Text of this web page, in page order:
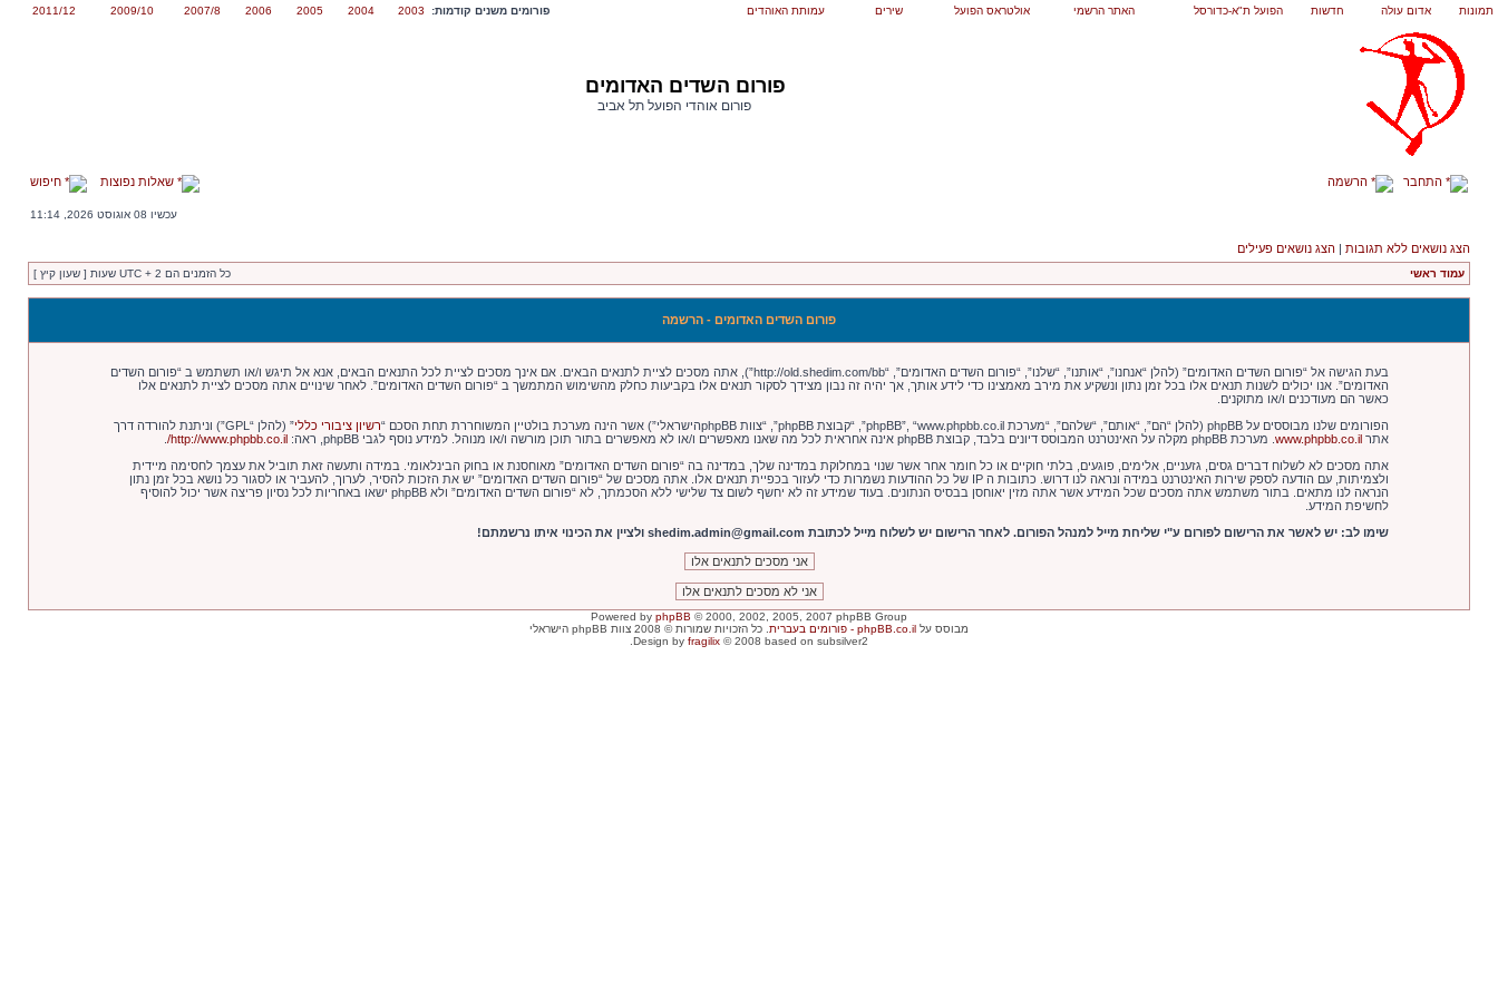
תמונות אדום עולה חדשות הפועל ת"א-כדורסל האתר הרשמי אולטראס הפועל שירים עמותת האוהדים פורומים משנים קודמות: 2003
2004
2005
2006
2007/8
2009/10
2011/12
פורום השדים האדומים
פורום אוהדי הפועל תל אביב
התחבר הרשמה שאלות נפוצות חיפוש
עכשיו 08 אוגוסט 2026, 11:14
הצג נושאים ללא תגובות | הצג נושאים פעילים
עמוד ראשי כל הזמנים הם UTC + 2 שעות [ שעון קיץ ]
פורום השדים האדומים - הרשמה
בעת הגישה אל “פורום השדים האדומים” (להלן “אנחנו”, “אותנו”, “שלנו”, “פורום השדים האדומים”, “http://old.shedim.com/bb”), אתה מסכים לציית לתנאים הבאים. אם אינך מסכים לציית לכל התנאים הבאים, אנא אל תיגש ו/או תשתמש ב “פורום השדים
האדומים”. אנו יכולים לשנות תנאים אלו בכל זמן נתון ונשקיע את מירב מאמצינו כדי לידע אותך, אך יהיה זה נבון מצידך לסקור תנאים אלו בקביעות כחלק מהשימוש המתמשך ב “פורום השדים האדומים”. לאחר שינויים אתה מסכים לציית לתנאים אלו
כאשר הם מעודכנים ו/או מתוקנים.
הפורומים שלנו מבוססים על phpBB (להלן “הם”, “אותם”, “שלהם”, “מערכת phpBB”, “www.phpbb.co.il”, “קבוצת phpBB”, “צוות phpBBהישראלי”) אשר הינה מערכת בולטיין המשוחררת תחת הסכם “
רשיון ציבורי כללי
” (להלן “GPL”) וניתנת להורדה דרך
אתרwww.phpbb.co.il . מערכת phpBB מקלה על האינטרנט המבוסס דיונים בלבד, קבוצת phpBB אינה אחראית לכל מה שאנו מאפשרים ו/או לא מאפשרים בתור תוכן מורשה ו/או מנוהל. למידע נוסף לגבי phpBB, ראה: http://www.phpbb.co.il/
אתה מסכים לא לשלוח דברים גסים, גזעניים, אלימים, פוגעים, בלתי חוקיים או כל חומר אחר אשר שנוי במחלוקת במדינה שלך, במדינה בה “פורום השדים האדומים” מאוחסנת או בחוק הבינלאומי. במידה ותעשה זאת תוביל את עצמך לחסימה מיידית
ולצמיתות, עם הודעה לספק שירות האינטרנט במידה ונראה לנו דרוש. כתובות ה IP של כל ההודעות נשמרות כדי לעזור בכפיית תנאים אלו. אתה מסכים של “פורום השדים האדומים” יש את הזכות להסיר, לערוך, להעביר או לסגור כל נושא בכל זמן נתון
הנראה לנו מתאים. בתור משתמש אתה מסכים שכל המידע אשר אתה מזין יאוחסן בבסיס הנתונים. בעוד שמידע זה לא יחשף לשום צד שלישי ללא הסכמתך, לא “פורום השדים האדומים” ולא phpBB ישאו באחריות לכל נסיון פריצה אשר יכול להוסיף
לחשיפת המידע.
שימו לב: יש לאשר את הרישום לפורום ע"י שליחת מייל למנהל הפורום. לאחר הרישום יש לשלוח מייל לכתובת shedim.admin@gmail.com ולציין את הכינוי איתו נרשמתם!
Powered by phpBB © 2000, 2002, 2005, 2007 phpBB Group
מבוסס על phpBB.co.il - פורומים בעברית
. כל הזכויות שמורות © 2008 צוות phpBB הישראלי
Design by fragilix © 2008 based on subsilver2.